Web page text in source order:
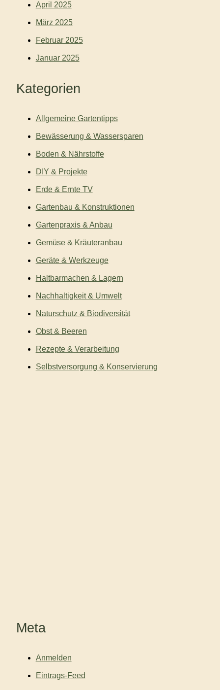
April 2025
März 2025
Februar 2025
Januar 2025
Kategorien
Allgemeine Gartentipps
Bewässerung & Wassersparen
Boden & Nährstoffe
DIY & Projekte
Erde & Ernte TV
Gartenbau & Konstruktionen
Gartenpraxis & Anbau
Gemüse & Kräuteranbau
Geräte & Werkzeuge
Haltbarmachen & Lagern
Nachhaltigkeit & Umwelt
Naturschutz & Biodiversität
Obst & Beeren
Rezepte & Verarbeitung
Selbstversorgung & Konservierung
Meta
Anmelden
Eintrags-Feed